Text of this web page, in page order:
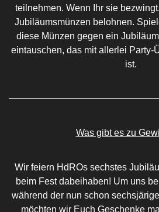
teilnehmen. Wenn Ihr sie
Jubiläumsmünzen belohnen.
diese Münzen gegen ein
eintauschen, das mit allerlei Party-
ist.
Was gibt es zu
Wir feiern HdROs sechstes
beim Fest dabeihaben! Um uns
während der nun schon
möchten wir Euch Geschenke